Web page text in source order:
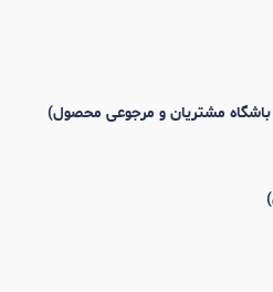
مشتریان و مرجوعی محصول)